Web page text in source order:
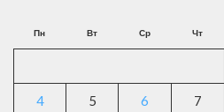
Пн Вт Ср Чт
4 5 6 7